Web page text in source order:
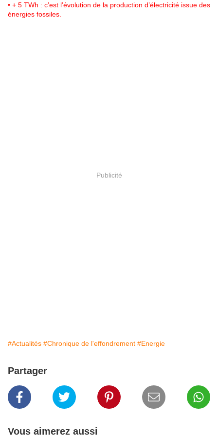
• + 5 TWh : c’est l’évolution de la production d’électricité issue des
énergies fossiles.
Publicité
#Actualités #Chronique de l'effondrement #Energie
Partager
Vous aimerez aussi